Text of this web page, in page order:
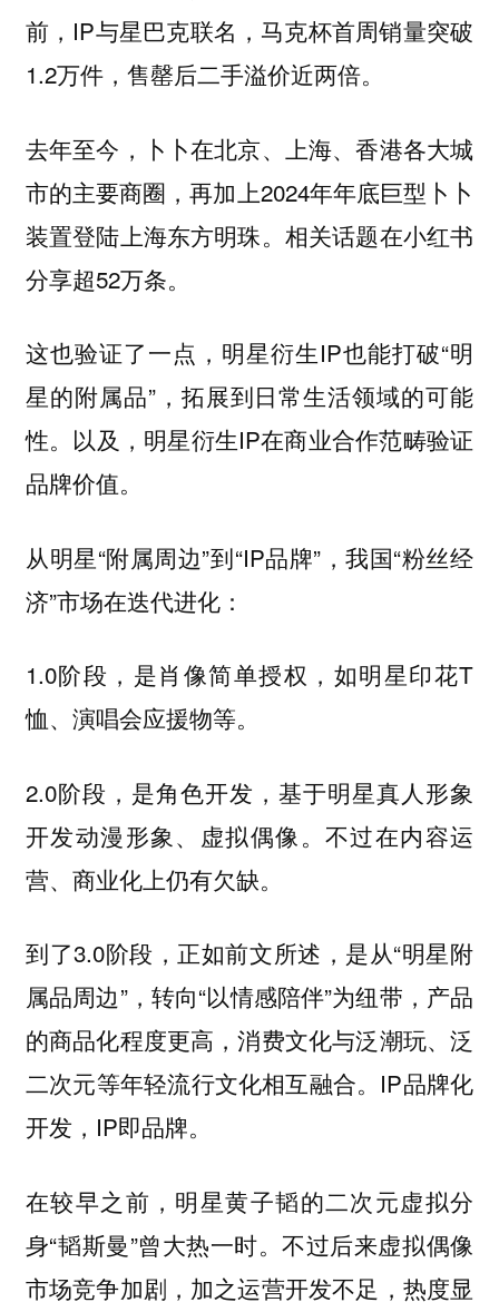
前，IP与星巴克联名，马克杯首周销量突破
1.2万件，售罄后二手溢价近两倍。
去年至今，卜卜在北京、上海、香港各大城
市的主要商圈，再加上2024年年底巨型卜卜
装置登陆上海东方明珠。相关话题在小红书
分享超52万条。
这也验证了一点，明星衍生IP也能打破“明
星的附属品”，拓展到日常生活领域的可能
性。以及，明星衍生IP在商业合作范畴验证
品牌价值。
从明星“附属周边”到“IP品牌”，我国“粉丝经
济”市场在迭代进化：
1.0阶段，是肖像简单授权，如明星印花T
恤、演唱会应援物等。
2.0阶段，是角色开发，基于明星真人形象
开发动漫形象、虚拟偶像。不过在内容运
营、商业化上仍有欠缺。
到了3.0阶段，正如前文所述，是从“明星附
属品周边”，转向“以情感陪伴”为纽带，产品
的商品化程度更高，消费文化与泛潮玩、泛
二次元等年轻流行文化相互融合。IP品牌化
开发，IP即品牌。
在较早之前，明星黄子韬的二次元虚拟分
身“韬斯曼”曾大热一时。不过后来虚拟偶像
市场竞争加剧，加之运营开发不足，热度显